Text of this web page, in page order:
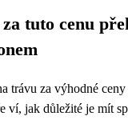
tuto cenu
trávu za výhodné
ví, jak důležité je mít